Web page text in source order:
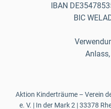
IBAN
BIC
Aktion Kinderträume – Verein
e. V. | In der Mark 2 | 33378